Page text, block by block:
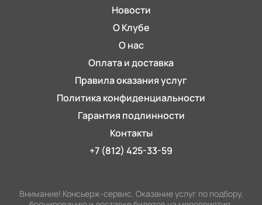
Новости
О Клубе
О нас
Оплата и доставка
Правила оказания услуг
Политика конфиденциальности
Гарантия подлинности
Контакты
+7 (812) 425-33-59
Внимание! Консьерж-сервис. Оказание услуг по подбору,